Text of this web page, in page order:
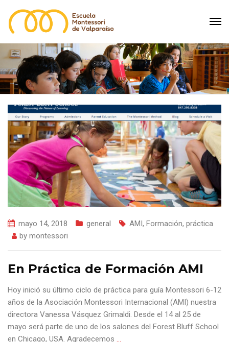
mayo 14, 2018 general AMI, Formación, práctica
by montessori
En Práctica de Formación AMI
Hoy inició su último ciclo de práctica para guía Montessori 6-12
años de la Asociación Montessori Internacional (AMI) nuestra
directora Vanessa Vásquez Grimaldi. Desde el 14 al 25 de
mayo será parte de uno de los salones del Forest Bluff School
en Chicago, USA. Agradecemos …